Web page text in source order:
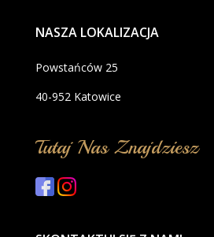
NASZA LOKALIZACJA
Powstańców 25
40-952 Katowice
Tutaj Nas Znajdziesz